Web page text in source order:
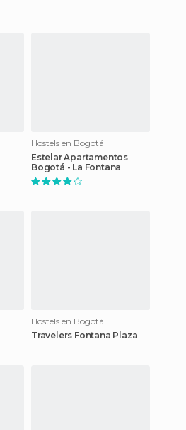
Hostels en Bogotá
Estelar Apartamentos
Bogotá - La Fontana
Hostels en Bogotá
Travelers Fontana Plaza